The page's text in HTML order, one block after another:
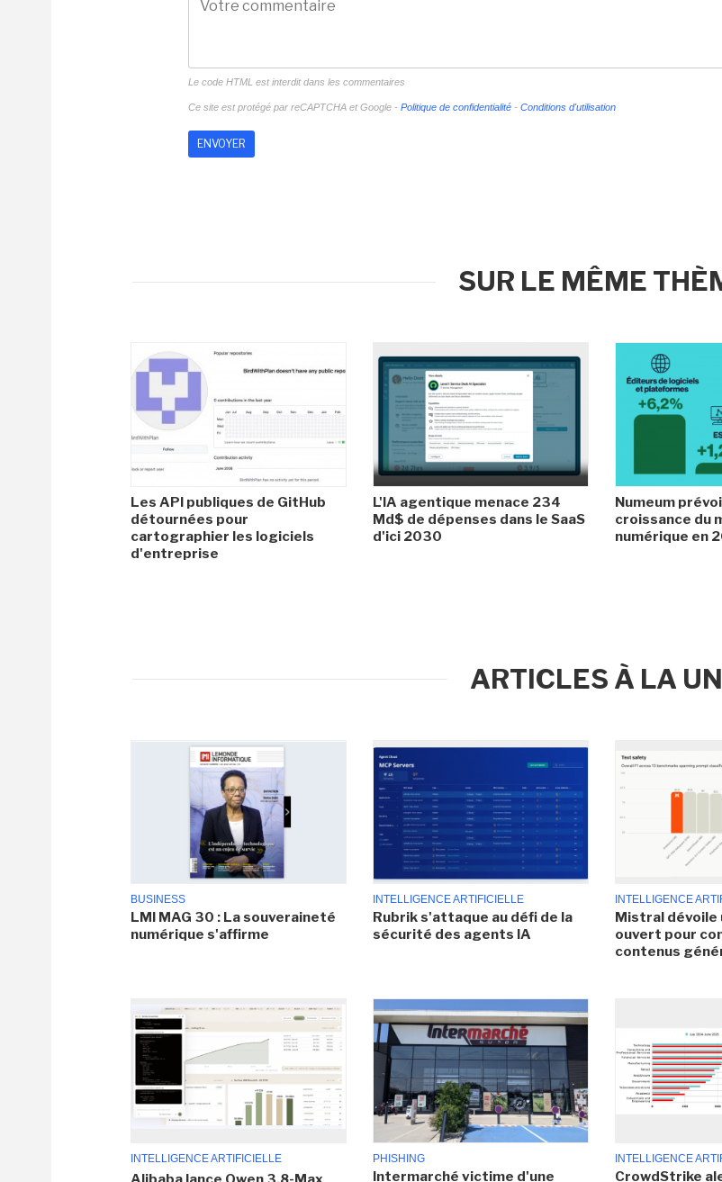
Le code HTML est interdit dans les commentaires
Ce site est protégé par reCAPTCHA et Google - Politique de confidentialité - Conditions d'utilisation
SUR LE MÊME
Les API publiques de GitHub
détournées pour
cartographier les logiciels
d'entreprise
L'IA agentique menace 234
Md$ de dépenses dans le SaaS
d'ici 2030
Numeum
croissance du
numérique en
ARTICLES À LA
BUSINESS
LMI MAG 30 : La souveraineté
numérique s'affirme
INTELLIGENCE ARTIFICIELLE
Rubrik s'attaque au défi de la
sécurité des agents IA
INTELLIGENCE
Mistral dévoile
ouvert pour
contenus
INTELLIGENCE ARTIFICIELLE PHISHING
Intermarché victime d'une
INTELLIGENCE
CrowdStrike